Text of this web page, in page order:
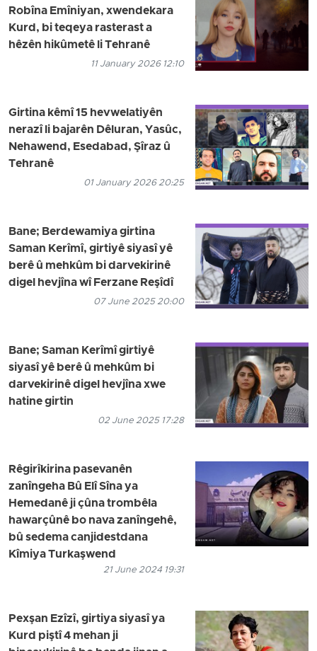
Robîna Emîniyan, xwendekara
Kurd, bi teqeya rasterast a
hêzên hikûmetê li Tehranê
11 January 2026 12:10
Girtina kêmî 15 hevwelatiyên
nerazî li bajarên Dêluran, Yasûc,
Nehawend, Esedabad, Şîraz û
Tehranê
01 January 2026 20:25
Bane; Berdewamiya girtina
Saman Kerîmî, girtiyê siyasî yê
berê û mehkûm bi darvekirinê
digel hevjîna wî Ferzane Reşîdî
07 June 2025 20:00
Bane; Saman Kerîmî girtiyê
siyasî yê berê û mehkûm bi
darvekirinê digel hevjîna xwe
hatine girtin
02 June 2025 17:28
Rêgirîkirina pasevanên
zanîngeha Bû Elî Sîna ya
Hemedanê ji çûna trombêla
hawarçûnê bo nava zanîngehê,
bû sedema canjidestdana
Kîmiya Turkaşwend
21 June 2024 19:31
Pexşan Ezîzî, girtiya siyasî ya
Kurd piştî 4 mehan ji